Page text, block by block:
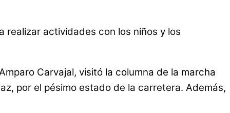
realizar actividades con los niños y los
Carvajal, visitó la columna de la marcha
por el pésimo estado de la carretera. Además,